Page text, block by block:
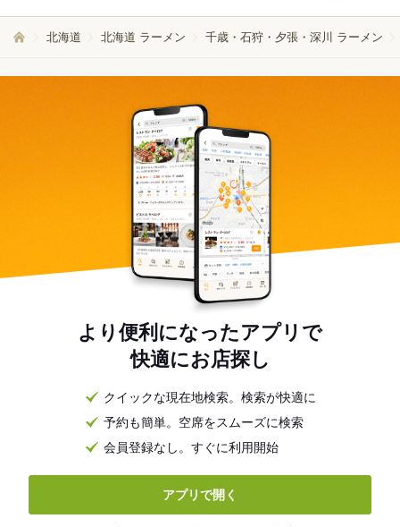
北海道 北海道 ラーメン 千歳・石狩・夕張・深川 ラーメン
より便利になったアプリで
快適にお店探し
クイックな現在地検索。検索が快適に
予約も簡単。空席をスムーズに検索
会員登録なし。すぐに利用開始
アプリで開く